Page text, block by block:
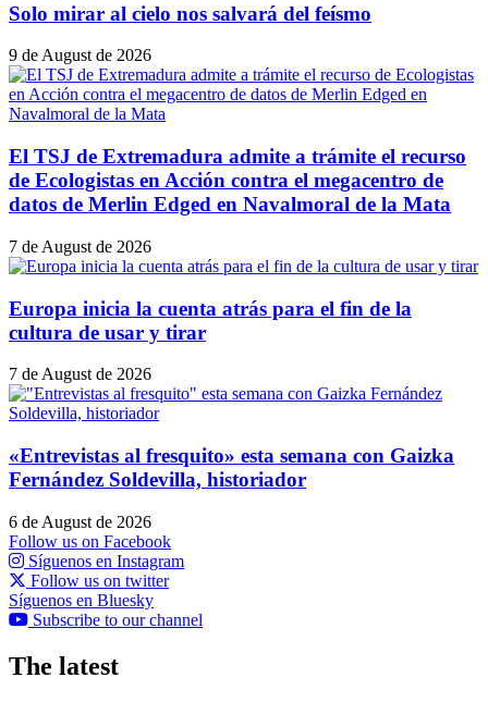
Solo mirar al cielo nos salvará del feísmo
9 de August de 2026
El TSJ de Extremadura admite a trámite el recurso
de Ecologistas en Acción contra el megacentro de
datos de Merlin Edged en Navalmoral de la Mata
7 de August de 2026
Europa inicia la cuenta atrás para el fin de la
cultura de usar y tirar
7 de August de 2026
«Entrevistas al fresquito» esta semana con Gaizka
Fernández Soldevilla, historiador
6 de August de 2026
Follow us on Facebook
Síguenos en Instagram
Follow us on twitter
Síguenos en Bluesky
Subscribe to our channel
The latest